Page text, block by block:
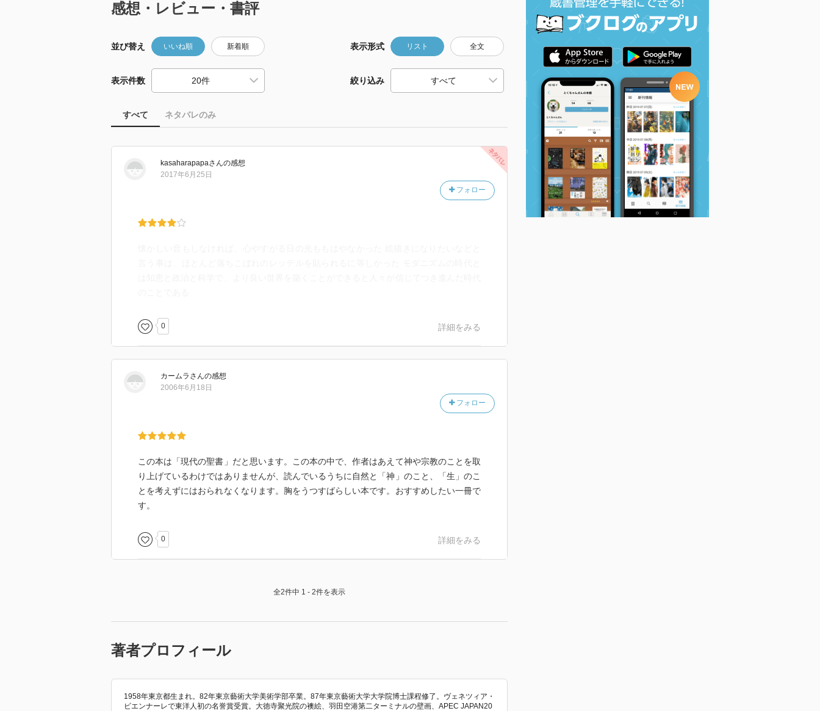
感想・レビュー・書評
並び替え いいね順 新着順 表示形式 リスト 全文
表示件数 絞り込み
すべて ネタバレのみ
kasaharapapaさんの感想
フォロー
2017年6月25日
0 詳細をみる
カームラ さんの感想
フォロー
2006年6月18日
この本は「現代の聖書」だと思います。この本の中で、作者はあえて神や宗教のことを取
り上げているわけではありませんが、読んでいるうちに自然と「神」のこと、「生」のこ
とを考えずにはおられなくなります。胸をうつすばらしい本です。おすすめしたい一冊で
す。
0 詳細をみる
全2件中 1 - 2件を表示
著者プロフィール
1958年東京都生まれ。82年東京藝術大学美術学部卒業。87年東京藝術大学大学院博士課程修了。ヴェネツィア・
ビエンナーレで東洋人初の名誉賞受賞。大徳寺聚光院の襖絵、羽田空港第二ターミナルの壁画、APEC JAPAN20